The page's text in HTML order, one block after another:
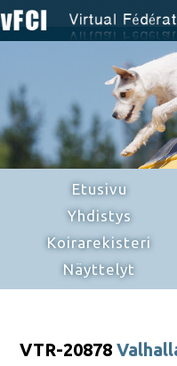
Etusivu
Yhdistys
Koirarekisteri
Näyttelyt
VTR-20878